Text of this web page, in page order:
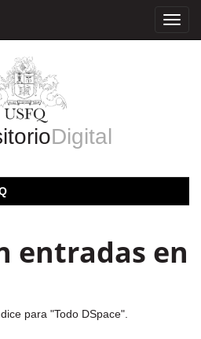
Digital
entradas en
para "Todo DSpace".